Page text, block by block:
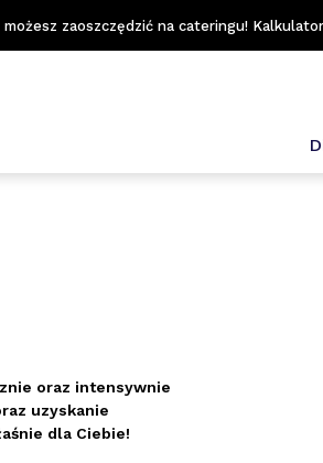
możesz zaoszczędzić na cateringu!
oraz intensywnie
uzyskanie
dla Ciebie!